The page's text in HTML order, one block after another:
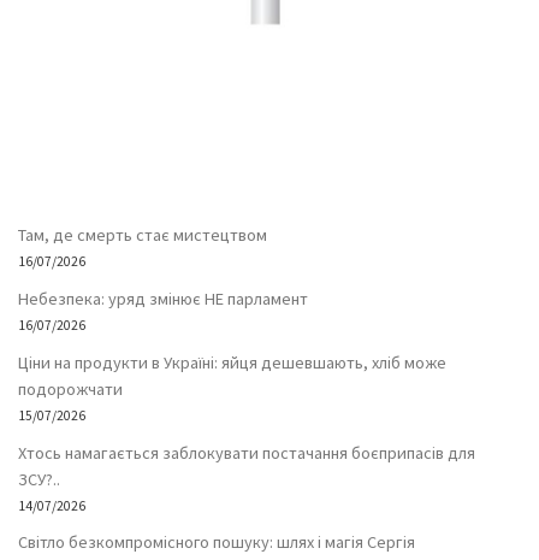
Там, де смерть стає мистецтвом
16/07/2026
Небезпека: уряд змінює НЕ парламент
16/07/2026
Ціни на продукти в Україні: яйця дешевшають, хліб може
подорожчати
15/07/2026
Хтось намагається заблокувати постачання боєприпасів для
ЗСУ?..
14/07/2026
Світло безкомпромісного пошуку: шлях і магія Сергія